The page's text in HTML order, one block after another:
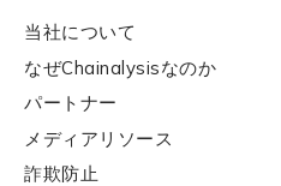
当社について
なぜChainalysisなのか
パートナー
メディアリソース
詐欺防止